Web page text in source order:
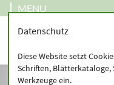
MENU
Datenschutz
Diese Website setzt
Schriften, Blätterkataloge,
Werkzeuge ein.